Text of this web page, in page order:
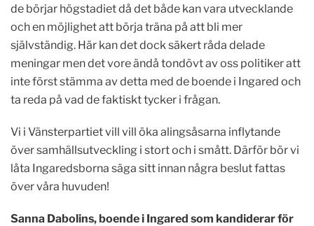
de börjar högstadiet då det både kan vara utvecklande
och en möjlighet att börja träna på att bli mer
självständig. Här kan det dock säkert råda delade
meningar men det vore ändå tondövt av oss politiker att
inte först stämma av detta med de boende i Ingared och
ta reda på vad de faktiskt tycker i frågan.
Vi i Vänsterpartiet vill vill öka alingsåsarna inflytande
över samhällsutveckling i stort och i smått. Därför bör vi
låta Ingaredsborna säga sitt innan några beslut fattas
över våra huvuden!
Sanna Dabolins, boende i Ingared som kandiderar för